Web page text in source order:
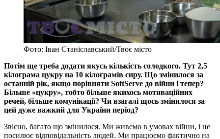
Фото: Іван Станіславський/Твоє місто
Потім ще треба додати якусь кількість солодкого. Тут 2,5
кілограма цукру на 10 кілограмів сиру. Що змінилося за
останній рік, якщо порівняти SoftServe до війни і тепер?
Більше «цукру», тобто більше якихось мотиваційних
речей, більше комунікації? Чи взагалі щось змінилося за
цей дуже важкий для України період?
Звісно, багато що змінилося. Ми живемо в умовах війни, і це
посилює відповідальність людей. Ми працюємо фактично на